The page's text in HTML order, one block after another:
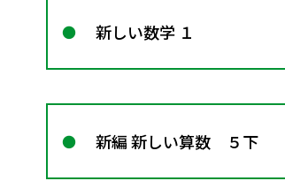
新しい数学 １
新編 新しい算数 ５下